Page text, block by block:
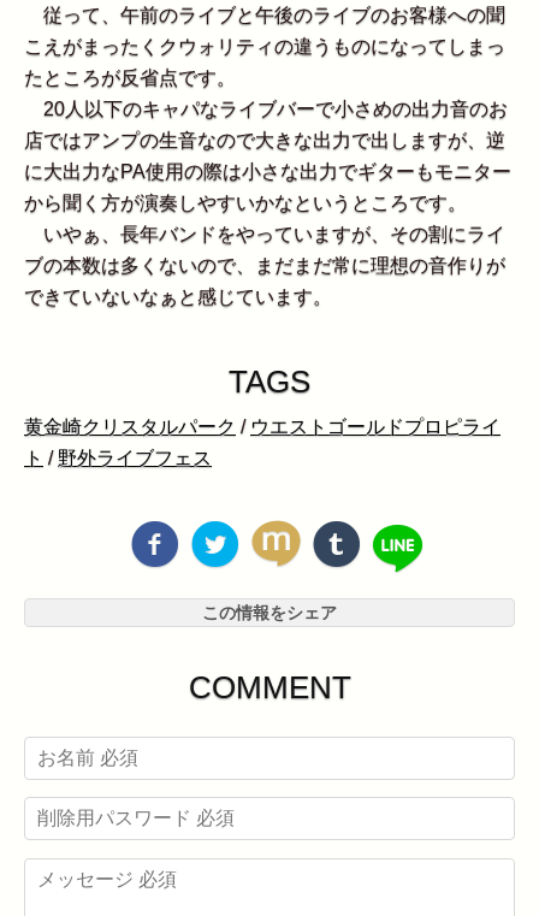
従って、午前のライブと午後のライブのお客様への聞
こえがまったくクウォリティの違うものになってしまっ
たところが反省点です。
20人以下のキャパなライブバーで小さめの出力音のお
店ではアンプの生音なので大きな出力で出しますが、逆
に大出力なPA使用の際は小さな出力でギターもモニター
から聞く方が演奏しやすいかなというところです。
いやぁ、長年バンドをやっていますが、その割にライ
ブの本数は多くないので、まだまだ常に理想の音作りが
できていないなぁと感じています。
TAGS
黄金崎クリスタルパーク / ウエストゴールドプロピライ
ト /野外ライブフェス
この情報をシェア
COMMENT